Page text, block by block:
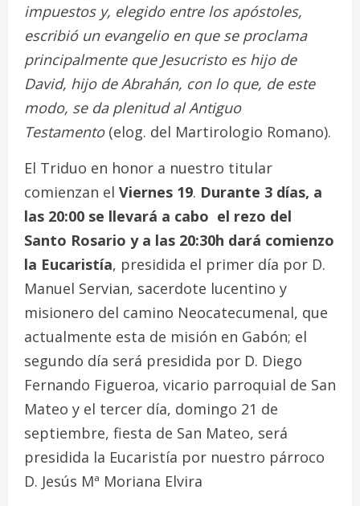
impuestos y, elegido entre los apóstoles,
escribió un evangelio en que se proclama
principalmente que Jesucristo es hijo de
David, hijo de Abrahán, con lo que, de este
modo, se da plenitud al Antiguo
Testamento (elog. del Martirologio Romano).
El Triduo en honor a nuestro titular
comienzan el Viernes 19. Durante 3 días, a
las 20:00 se llevará a cabo el rezo del
Santo Rosario y a las 20:30h dará comienzo
la Eucaristía, presidida el primer día por D.
Manuel Servian, sacerdote lucentino y
misionero del camino Neocatecumenal, que
actualmente esta de misión en Gabón; el
segundo día será presidida por D. Diego
Fernando Figueroa, vicario parroquial de San
Mateo y el tercer día, domingo 21 de
septiembre, fiesta de San Mateo, será
presidida la Eucaristía por nuestro párroco
D. Jesús Mª Moriana Elvira